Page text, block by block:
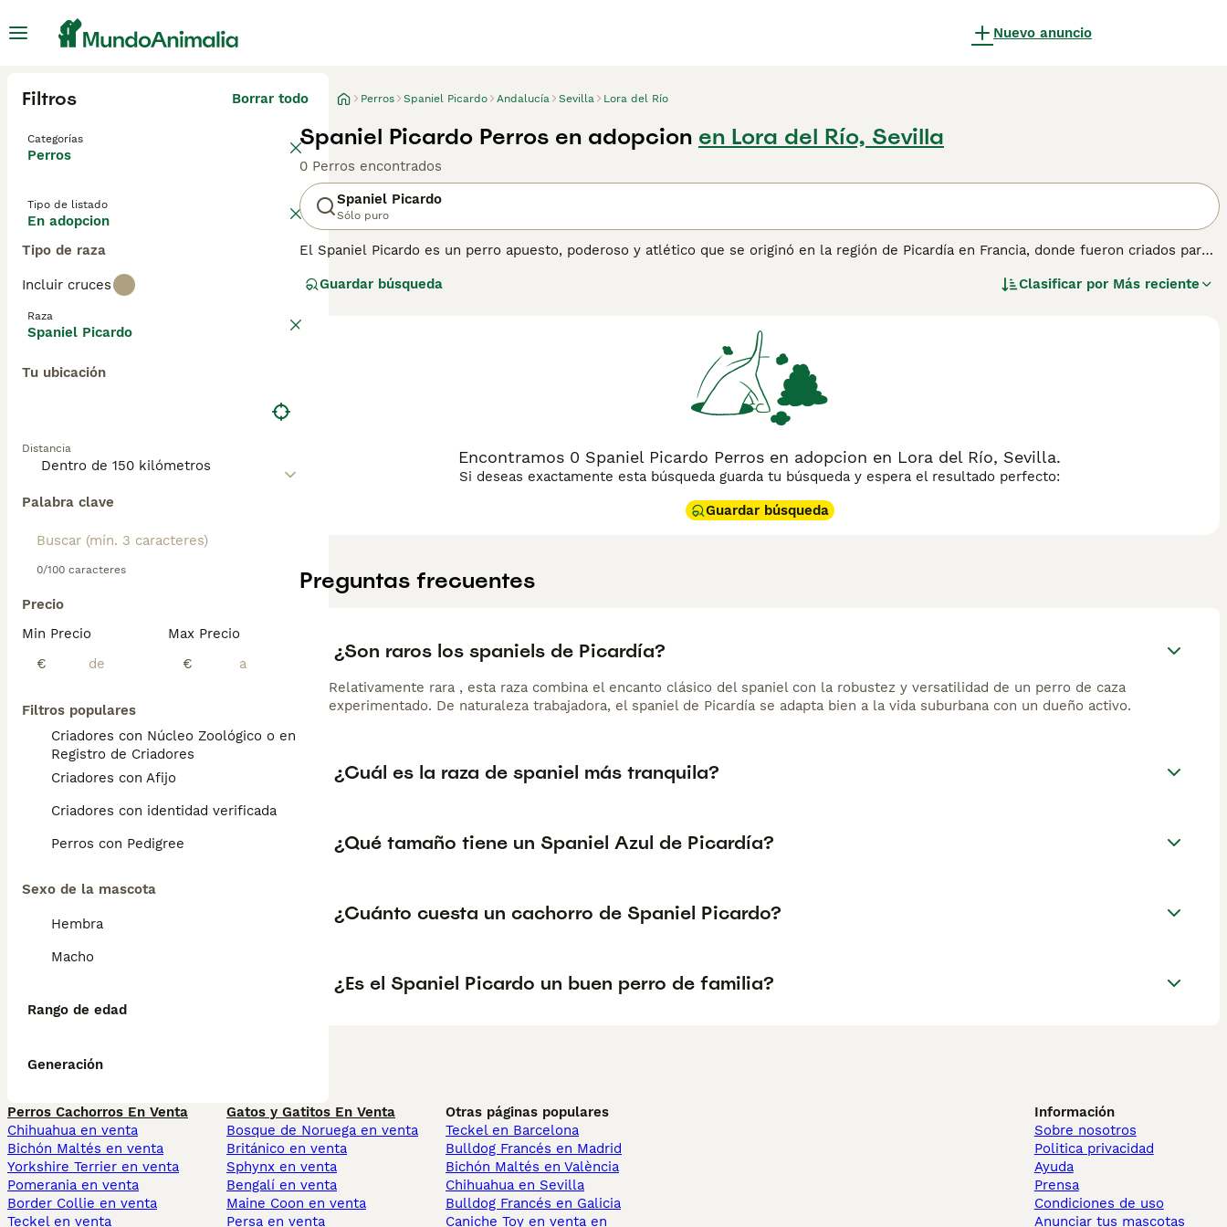
Nuevo anuncio
Filtros Borrar todo
Categorías
Perros
Tipo de listado
En adopcion
Tipo de raza
Incluir cruces
Raza
Spaniel Picardo
Tu ubicación
Distancia
Palabra clave
0/100 caracteres
Precio
Min Precio
€
Max Precio
€
Filtros populares
Criadores con Núcleo Zoológico o en el
Registro de Criadores
Criadores con Afijo
Criadores con identidad verificada
Perros con Pedigree
Sexo de la mascota
Hembra
Macho
Rango de edad
Generación
Perros Spaniel Picardo Andalucía Sevilla Lora del Río
Spaniel Picardo Perros en adopcion en Lora del Río, Sevilla
0 Perros encontrados
Spaniel Picardo
Sólo puro
El Spaniel Picardo es un perro apuesto, poderoso y atlético que se originó en la región de Picardía en Francia, donde fueron criados para
campo, pero también son una opción popular como perros de compañía y de familia gracias a su naturaleza amistosa, tranquila y gentil.
Guardar búsqueda Clasificar por Más reciente
Encontramos 0 Spaniel Picardo Perros en adopcion en Lora del Río, Sevilla.
Si deseas exactamente esta búsqueda guarda tu búsqueda y espera el resultado perfecto:
Guardar búsqueda
Preguntas frecuentes
¿Son raros los spaniels de Picardía?
Relativamente rara , esta raza combina el encanto clásico del spaniel con la robustez y versatilidad de un perro de caza
experimentado. De naturaleza trabajadora, el spaniel de Picardía se adapta bien a la vida suburbana con un dueño activo.
¿Cuál es la raza de spaniel más tranquila?
¿Qué tamaño tiene un Spaniel Azul de Picardía?
¿Cuánto cuesta un cachorro de Spaniel Picardo?
¿Es el Spaniel Picardo un buen perro de familia?
Perros Cachorros En Venta
Chihuahua en venta
Bichón Maltés en venta
Yorkshire Terrier en venta
Pomerania en venta
Border Collie en venta
Teckel en venta
Gatos y Gatitos En Venta
Bosque de Noruega en venta
Británico en venta
Sphynx en venta
Bengalí en venta
Maine Coon en venta
Persa en venta
Otras páginas populares
Teckel en Barcelona
Bulldog Francés en Madrid
Bichón Maltés en València
Chihuahua en Sevilla
Bulldog Francés en Galicia
Caniche Toy en venta en
Información
Sobre nosotros
Politica privacidad
Ayuda
Prensa
Condiciones de uso
Anunciar tus mascotas